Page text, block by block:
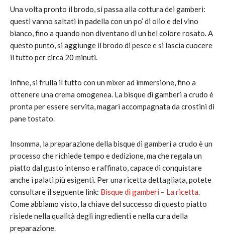
Una volta pronto il brodo, si passa alla cottura dei gamberi:
questi vanno saltati in padella con un po’ di olio e del vino
bianco, fino a quando non diventano di un bel colore rosato. A
questo punto, si aggiunge il brodo di pesce e si lascia cuocere
il tutto per circa 20 minuti.
Infine, si frulla il tutto con un mixer ad immersione, fino a
ottenere una crema omogenea. La bisque di gamberi a crudo è
pronta per essere servita, magari accompagnata da crostini di
pane tostato.
Insomma, la preparazione della bisque di gamberi a crudo è un
processo che richiede tempo e dedizione, ma che regala un
piatto dal gusto intenso e raffinato, capace di conquistare
anche i palati più esigenti. Per una ricetta dettagliata, potete
consultare il seguente link: Bisque di gamberi – La ricetta.
Come abbiamo visto, la chiave del successo di questo piatto
risiede nella qualità degli ingredienti e nella cura della
preparazione.